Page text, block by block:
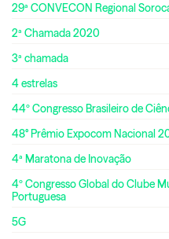
29ª CONVECON Regional
2ª Chamada 2020
3ª chamada
4 estrelas
44º Congresso Brasileiro de
48° Prêmio Expocom Nacional
4ª Maratona de Inovação
4º Congresso Global do Clube
Portuguesa
5G